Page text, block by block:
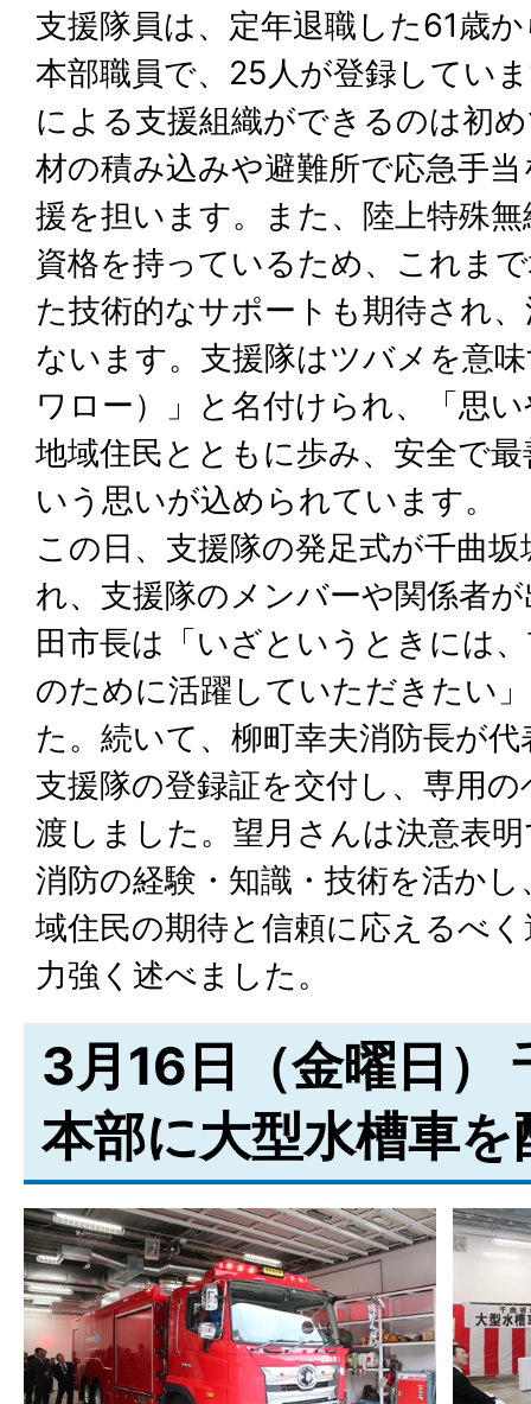
支援隊員は、定年退職した61歳
本部職員で、25人が登録してい
による支援組織ができるのは初
材の積み込みや避難所で応急手
援を担います。また、陸上特殊
資格を持っているため、これま
た技術的なサポートも期待され
ないます。支援隊はツバメを意
ワロー）」と名付けられ、「思
地域住民とともに歩み、安全で
いう思いが込められています。
この日、支援隊の発足式が千曲
れ、支援隊のメンバーや関係者
田市長は「いざというときには
のために活躍していただきたい
た。続いて、柳町幸夫消防長が
支援隊の登録証を交付し、専用
渡しました。望月さんは決意表
消防の経験・知識・技術を活か
域住民の期待と信頼に応えるべ
力強く述べました。
3月16日（金曜日）
本部に大型水槽車を